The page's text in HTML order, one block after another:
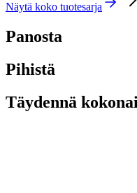
Näytä koko tuotesarja
Panosta
Pihistä
Täydennä